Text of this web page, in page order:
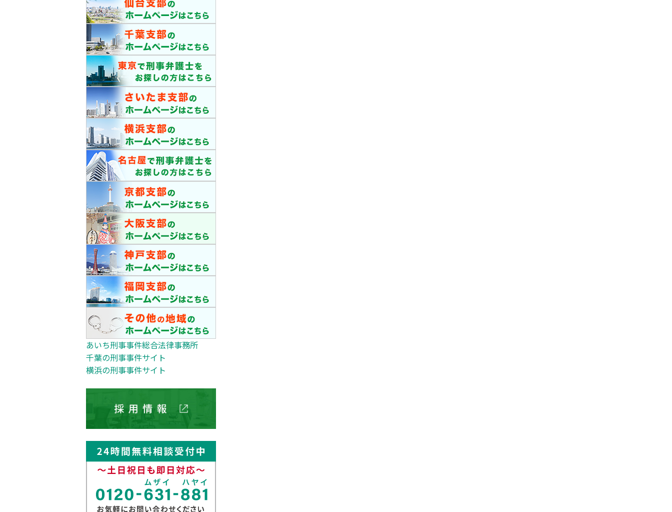
あいち刑事事件総合法律事務所
千葉の刑事事件サイト
横浜の刑事事件サイト